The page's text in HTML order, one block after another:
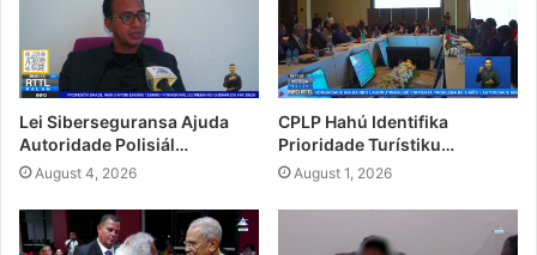
Lei Siberseguransa Ajuda
Autoridade Polisiál…
August 4, 2026
CPLP Hahú Identifika
Prioridade Turístiku…
August 1, 2026